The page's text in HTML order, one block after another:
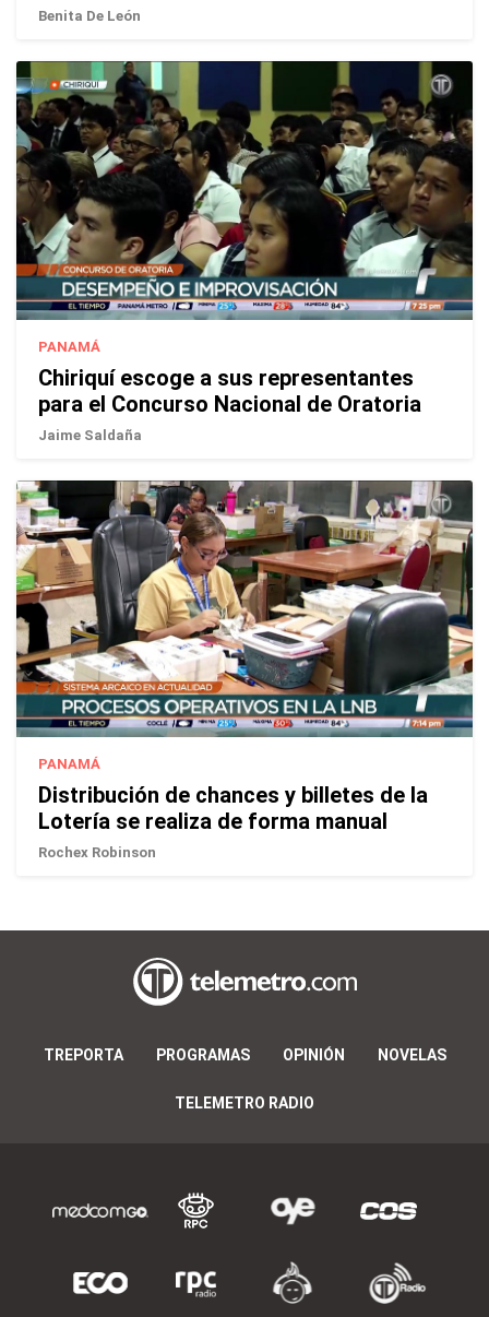
Benita De León
PANAMÁ
Chiriquí escoge a sus representantes
para el Concurso Nacional de Oratoria
Jaime Saldaña
PANAMÁ
Distribución de chances y billetes de la
Lotería se realiza de forma manual
Rochex Robinson
TREPORTA PROGRAMAS OPINIÓN NOVELAS
TELEMETRO RADIO